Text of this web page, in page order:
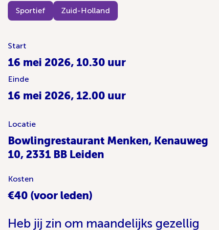
Sportief Zuid-Holland
Start
16 mei 2026, 10.30 uur
Einde
16 mei 2026, 12.00 uur
Locatie
Bowlingrestaurant Menken, Kenauweg
10, 2331 BB Leiden
Kosten
€40 (voor leden)
Heb jij zin om maandelijks gezellig